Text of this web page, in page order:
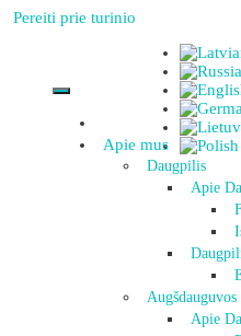
Pereiti prie turinio
Apie mus
Daugpilis
Apie
Augšdauguvos
Apie